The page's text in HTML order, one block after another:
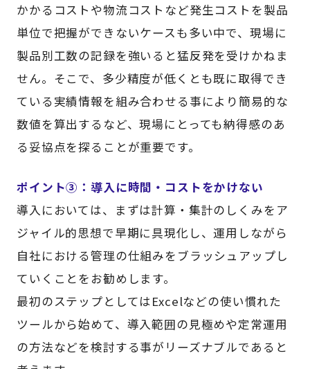
かかるコストや物流コストなど発生コストを製品
単位で把握ができないケースも多い中で、現場に
製品別工数の記録を強いると猛反発を受けかねま
せん。そこで、多少精度が低くとも既に取得でき
ている実績情報を組み合わせる事により簡易的な
数値を算出するなど、現場にとっても納得感のあ
る妥協点を探ることが重要です。
ポイント③：導入に時間・コストをかけない
導入においては、まずは計算・集計のしくみをア
ジャイル的思想で早期に具現化し、運用しながら
自社における管理の仕組みをブラッシュアップし
ていくことをお勧めします。
最初のステップとしてはExcelなどの使い慣れた
ツールから始めて、導入範囲の見極めや定常運用
の方法などを検討する事がリーズナブルであると